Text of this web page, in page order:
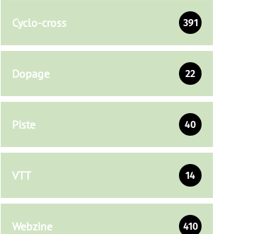
Cyclo-cross 391
Dopage 22
Piste 40
VTT 14
Webzine 410